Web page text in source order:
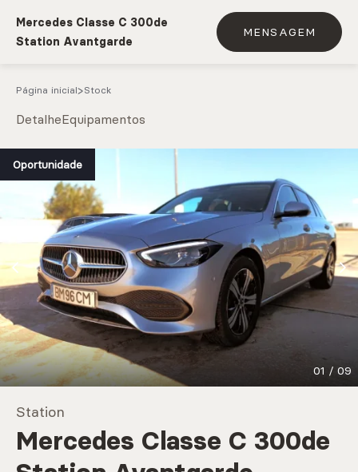
Mercedes Classe C 300de
Station Avantgarde
MENSAGEM
Página inicial Stock
DetalheEquipamentos
01 / 09
Oportunidade
Station
Mercedes Classe C 300de
e.g. Mercedes-Benz; BMW; Ford
Stock
CARREGAR MAIS
Marcas
CARREGAR MAIS